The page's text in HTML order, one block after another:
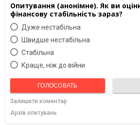
Опитування (анонімне). Як ви
фінансову стабільність зараз?
Дуже нестабільна
Швидше нестабільна
Cтабільна
Краще, ніж до війни
ГОЛОСОВАТЬ
Залишити коментар
Архів опитувань